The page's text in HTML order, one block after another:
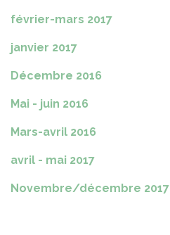
février-mars 2017
janvier 2017
Décembre 2016
Mai - juin 2016
Mars-avril 2016
avril - mai 2017
Novembre/décembre 2017